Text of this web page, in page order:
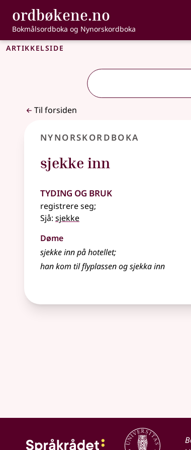
Gå til hovedinnhold
Tilgjengelighet
ordbøkene.no ,
Bokmålsordboka og Nynorskordboka
Artikkelside
Til forsiden
Nynorskordboka
sjekke inn
Tyding og bruk
registrere seg;
Sjå: sjekke
Døme
sjekke inn på hotellet;
han kom til flyplassen og sjekka inn